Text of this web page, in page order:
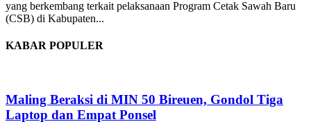
yang berkembang terkait pelaksanaan Program Cetak Sawah Baru
(CSB) di Kabupaten...
KABAR POPULER
Maling Beraksi di MIN 50 Bireuen, Gondol Tiga
Laptop dan Empat Ponsel